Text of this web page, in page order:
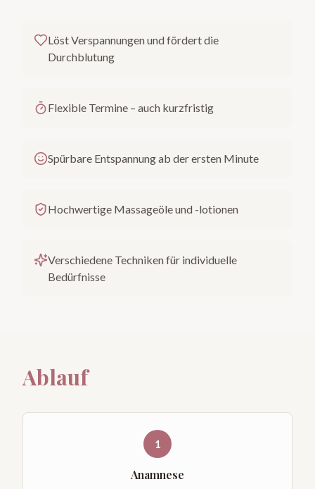
Löst Verspannungen und fördert die
Durchblutung
Flexible Termine – auch kurzfristig
Spürbare Entspannung ab der ersten Minute
Hochwertige Massageöle und -lotionen
Verschiedene Techniken für individuelle
Bedürfnisse
Ablauf
1
Anamnese